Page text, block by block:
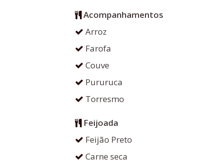
Acompanhamentos
Arroz
Farofa
Couve
Pururuca
Torresmo
Feijoada
Feijão Preto
Carne seca